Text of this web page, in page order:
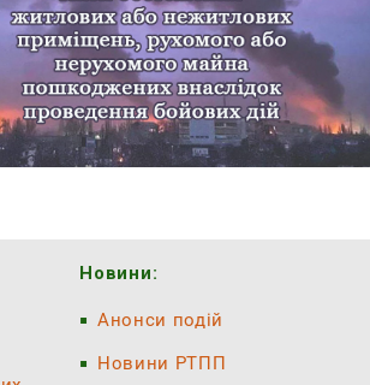
Новини:
Анонси подій
Новини РТПП